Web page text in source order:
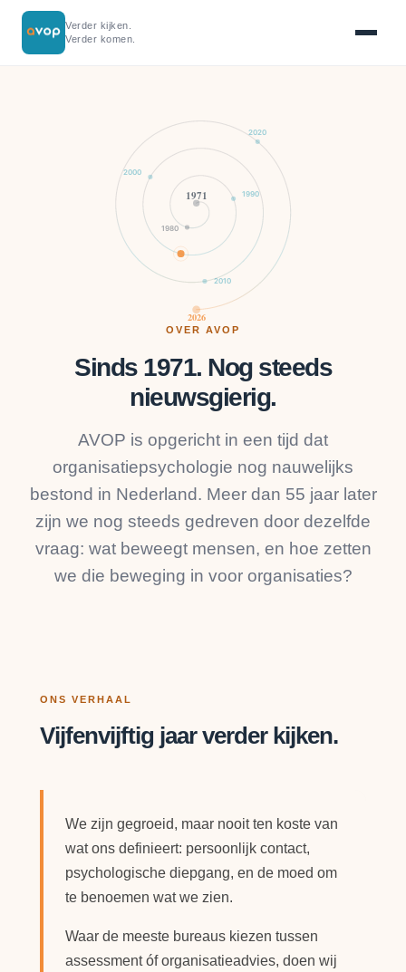
Verder kijken.
Verder komen.
OVER AVOP
Sinds 1971. Nog steeds
nieuwsgierig.
AVOP is opgericht in een tijd dat
organisatiepsychologie nog nauwelijks
bestond in Nederland. Meer dan 55 jaar later
zijn we nog steeds gedreven door dezelfde
vraag: wat beweegt mensen, en hoe zetten
we die beweging in voor organisaties?
1971
1980
1990
2000
2010
2020
2026
ONS VERHAAL
Vijfenvijftig jaar verder kijken.
We zijn gegroeid, maar nooit ten koste van
wat ons definieert: persoonlijk contact,
psychologische diepgang, en de moed om
te benoemen wat we zien.
Waar de meeste bureaus kiezen tussen
assessment óf organisatieadvies, doen wij